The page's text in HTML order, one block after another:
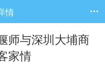
情 
师与深圳大埔商
家情